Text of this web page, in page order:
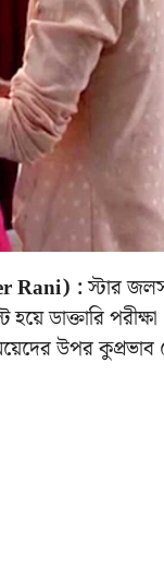
Rani) :স্টার
হয়ে ডাক্তারি
উপর